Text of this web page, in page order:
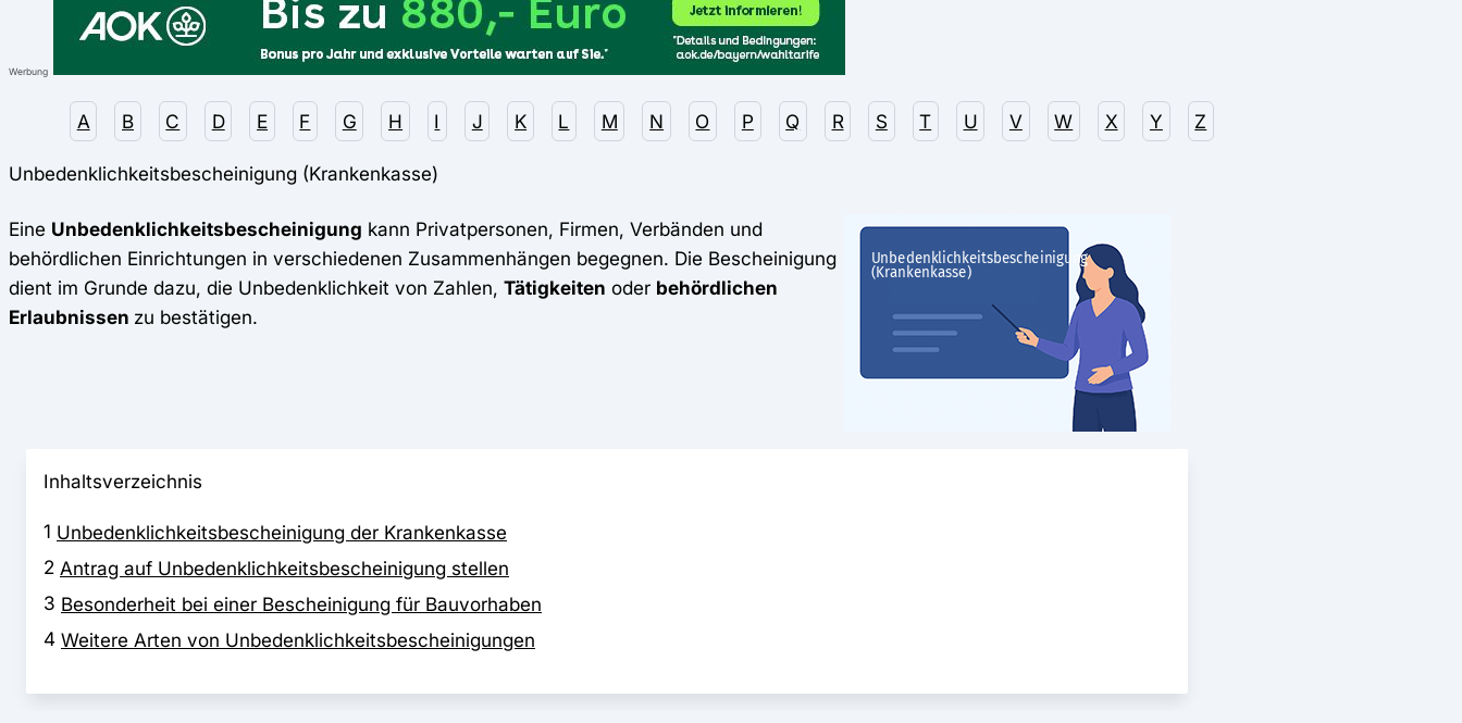
Werbung
A B C D E F G H I J K L M N O P Q R S T U V W X Y Z
Unbedenklichkeitsbescheinigung (Krankenkasse)
Eine Unbedenklichkeitsbescheinigung kann Privatpersonen, Firmen, Verbänden und
behördlichen Einrichtungen in verschiedenen Zusammenhängen begegnen. Die Bescheinigung
dient im Grunde dazu, die Unbedenklichkeit von Zahlen, Tätigkeiten oder behördlichen
Erlaubnissen zu bestätigen.
Inhaltsverzeichnis
1 Unbedenklichkeitsbescheinigung der Krankenkasse
2 Antrag auf Unbedenklichkeitsbescheinigung stellen
3 Besonderheit bei einer Bescheinigung für Bauvorhaben
4 Weitere Arten von Unbedenklichkeitsbescheinigungen